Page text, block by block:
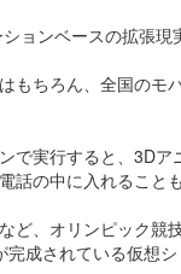
ンベースの拡張現
もちろん、全国のモ
実行すると、3D
の中に入れることも
ど、オリンピック競
成されている仮想